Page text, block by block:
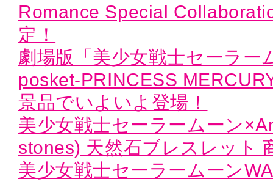
Romance Special
定！
劇場版「美少女戦士セーラー
posket-PRINCESS
景品でいよいよ登場！
美少女戦士セーラームーン
stones) 天然石ブレスレット
美少女戦士セーラームーン